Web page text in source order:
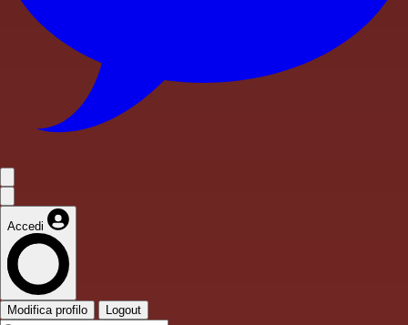
Accedi
Modifica profilo Logout